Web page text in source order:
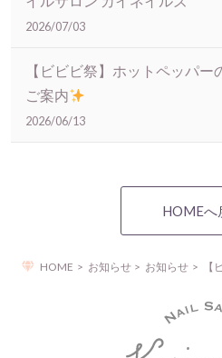
2026/07/03
【ビビビ祭】ホットペッパ
ご案内
2026/06/13
HOMEへ
HOME お知らせ お知らせ